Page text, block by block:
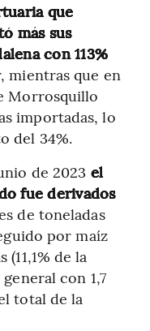
que
más sus
con 113%
mientras que en
Morrosquillo
importadas, lo
del 34%.
de 2023 el
fue derivados
de toneladas
por maíz
de la
con 1,7
total de la